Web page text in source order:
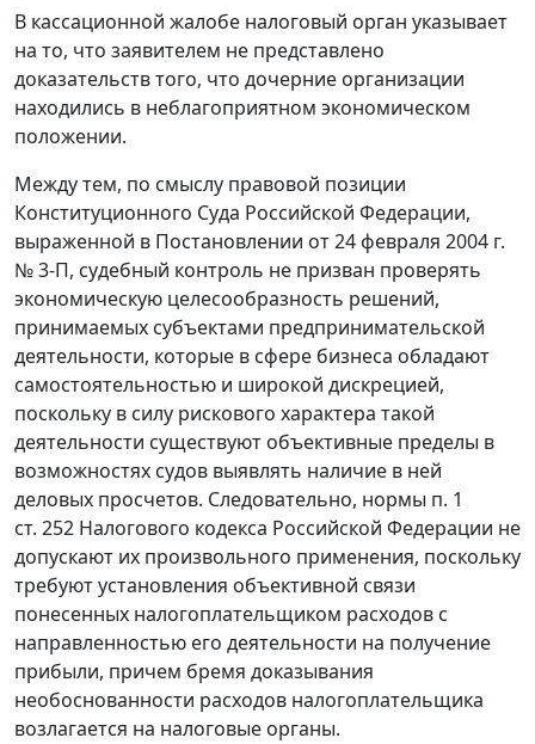
В кассационной жалобе налоговый орган указывает
на то, что заявителем не представлено
доказательств того, что дочерние организации
находились в неблагоприятном экономическом
положении.
Между тем, по смыслу правовой позиции
Конституционного Суда Российской Федерации,
выраженной в Постановлении от 24 февраля 2004 г.
№ 3-П, судебный контроль не призван проверять
экономическую целесообразность решений,
принимаемых субъектами предпринимательской
деятельности, которые в сфере бизнеса обладают
самостоятельностью и широкой дискрецией,
поскольку в силу рискового характера такой
деятельности существуют объективные пределы в
возможностях судов выявлять наличие в ней
деловых просчетов. Следовательно, нормы п. 1
ст. 252 Налогового кодекса Российской Федерации не
допускают их произвольного применения, поскольку
требуют установления объективной связи
понесенных налогоплательщиком расходов с
направленностью его деятельности на получение
прибыли, причем бремя доказывания
необоснованности расходов налогоплательщика
возлагается на налоговые органы.